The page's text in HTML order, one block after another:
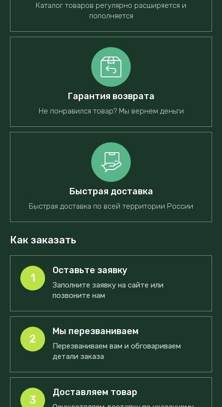
Каталог товаров регулярно расширяется и
пополняется
Гарантия возврата
Не понравился товар? Мы вернем деньги
Быстрая доставка
Быстрая доставка по всей территории России
Как заказать
1
Оставьте заявку
Заполните заявку на сайте или
позвоните нам
2
Мы перезваниваем
Перезваниваем вам и обговариваем
детали заказа
3
Доставляем товар